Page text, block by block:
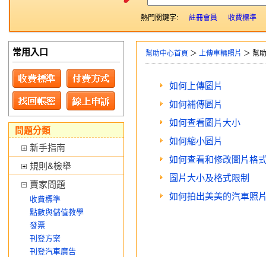
熱門關鍵字: 註冊會員 收費標準
幫助中心首頁 ＞ 上傳車輛照片 ＞ 幫
如何上傳圖片
如何補傳圖片
如何查看圖片大小
如何縮小圖片
如何查看和修改圖片格
圖片大小及格式限制
如何拍出美美的汽車照
常用入口
問題分類
新手指南
規則&檢舉
賣家問題
收費標準
點數與儲值教學
發票
刊登方案
刊登汽車廣告